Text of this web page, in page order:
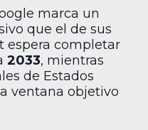
marca un
que el de sus
espera completar
2033, mientras
de Estados
ventana objetivo